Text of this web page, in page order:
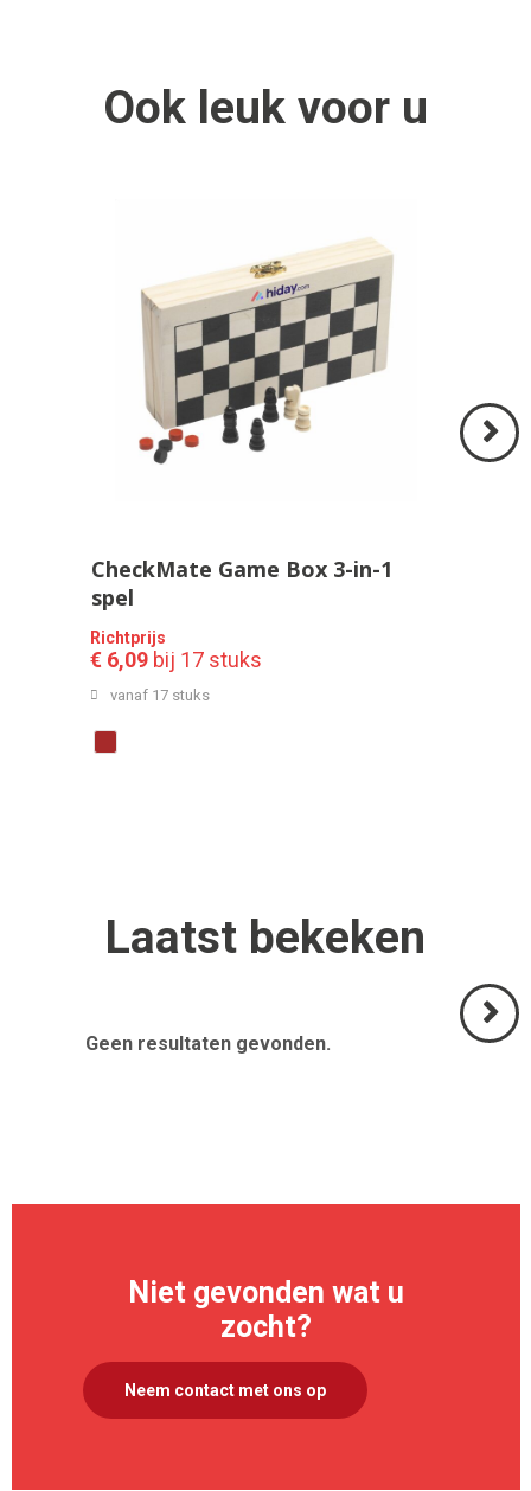
Ook leuk voor u
CheckMate Game Box 3-in-1
spel
Richtprijs
€ 6,09 bij 17 stuks
vanaf 17 stuks
Laatst bekeken
Geen resultaten gevonden.
Niet gevonden wat u
zocht?
Neem contact met ons op